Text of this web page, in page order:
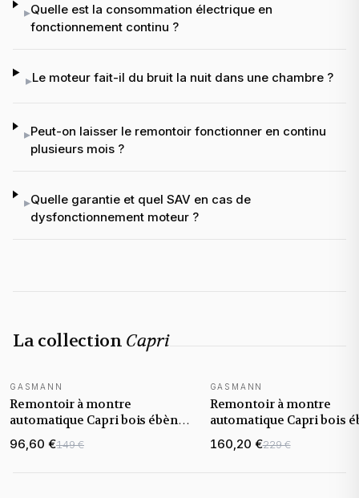
▸Quelle est la consommation électrique en
fonctionnement continu ?
▸Le moteur fait-il du bruit la nuit dans une chambre ?
▸Peut-on laisser le remontoir fonctionner en continu
plusieurs mois ?
▸Quelle garantie et quel SAV en cas de
dysfonctionnement moteur ?
La collection Capri
NOUVEAUTÉ
GASMANN
Remontoir à montre
automatique Capri bois ébène
1 montre
96,60 €149 €
NOUVEAUTÉ
GASMANN
Remontoir à montre
automatique Capri bois
2 montres
160,20 €229 €